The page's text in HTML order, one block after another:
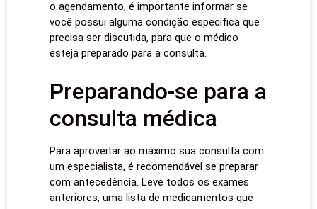
o agendamento, é importante informar se
você possui alguma condição específica que
precisa ser discutida, para que o médico
esteja preparado para a consulta.
Preparando-se para a
consulta médica
Para aproveitar ao máximo sua consulta com
um especialista, é recomendável se preparar
com antecedência. Leve todos os exames
anteriores, uma lista de medicamentos que